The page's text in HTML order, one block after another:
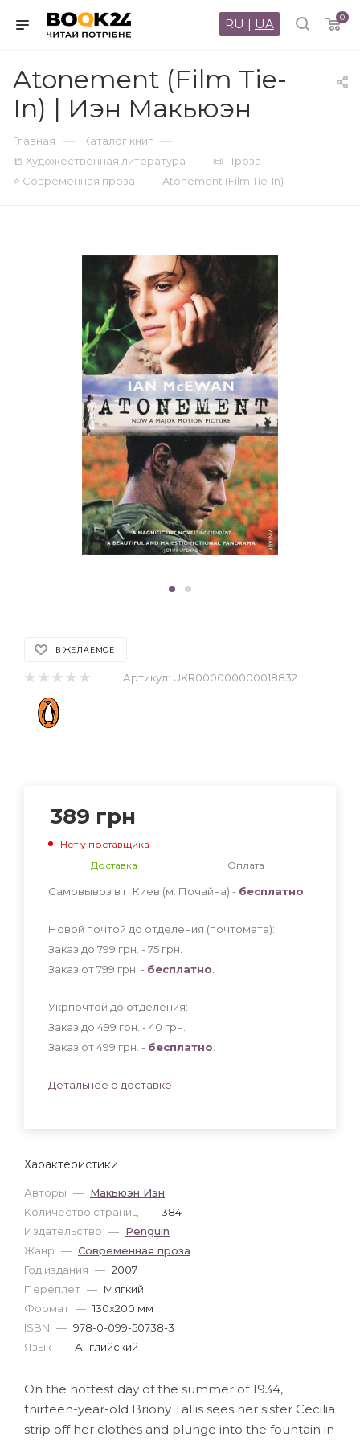
0
RU | UA
Atonement (Film Tie-
In) | Иэн Макьюэн
Главная — Каталог книг —
📒 Художественная литература — 📜 Проза —
⭐ Современная проза — Atonement (Film Tie-In)
В ЖЕЛАЕМОЕ
Артикул: UKR000000000018832
Характеристики
Авторы — Макьюэн Иэн
Количество страниц — 384
Издательство — Penguin
Жанр — Современная проза
Год издания — 2007
Переплет — Мягкий
Формат — 130x200 мм
ISBN — 978-0-099-50738-3
Язык — Английский
389 грн
Нет у поставщика
Доставка
Оплата
Самовывоз в г. Киев (м. Почайна) - бесплатно
Новой почтой до отделения (почтомата):
Заказ до 799 грн. - 75 грн
Заказ от 799 грн. - бесплатно
Укрпочтой до отделения:
Заказ до 499 грн. - 40 грн
Заказ от 499 грн. - бесплатно
Детальнее о доставке
On the hottest day of the summer of 1934,
thirteen-year-old Briony Tallis sees her sister Cecilia
strip off her clothes and plunge into the fountain in